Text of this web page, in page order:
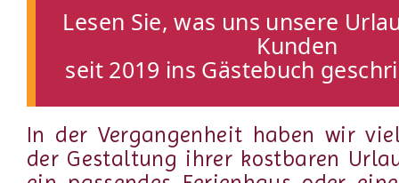
Lesen Sie, was uns unsere
Kunden
seit 2019 ins Gästebuch
In der Vergangenheit haben wir
der Gestaltung ihrer kostbaren